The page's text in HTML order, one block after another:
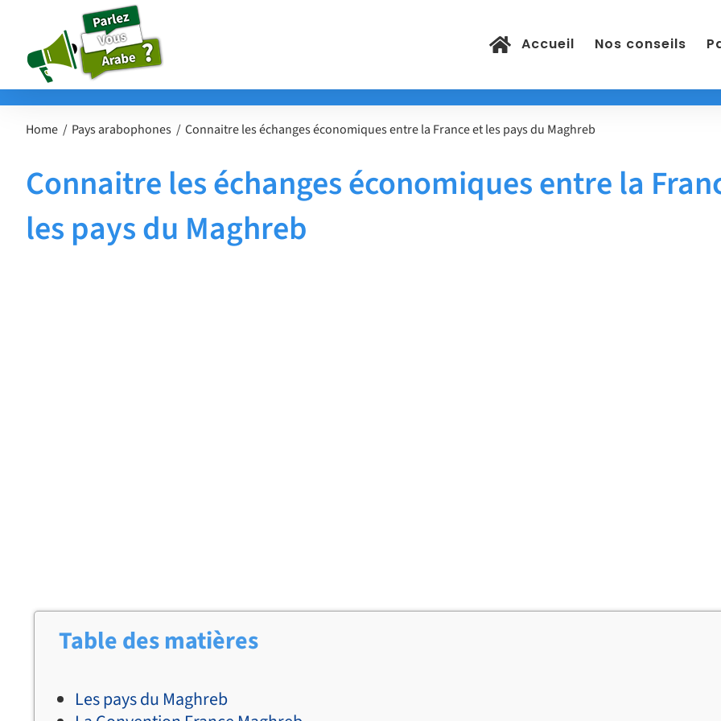
contenu
Accueil Nos conseils
Home Pays arabophones Connaitre les échanges économiques entre la France et les pays du Maghreb
Connaitre les échanges économiques entre la
les pays du Maghreb
Table des matières
Les pays du Maghreb